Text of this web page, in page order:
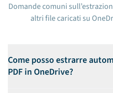
Domande comuni
altri file caricati su
Come posso estrarre
PDF in OneDrive?